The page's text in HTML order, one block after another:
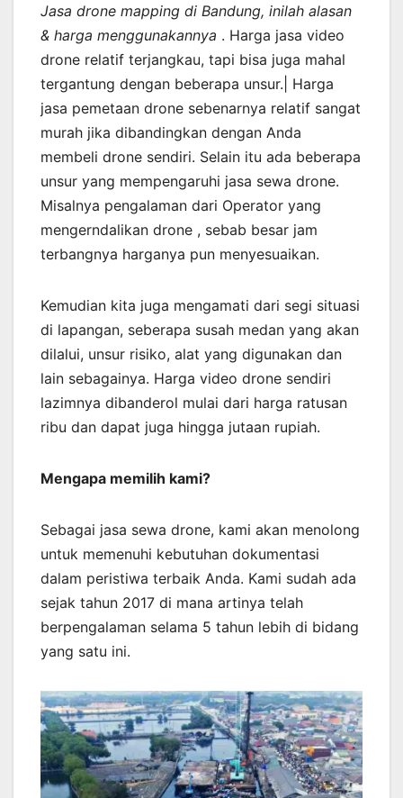
Jasa drone mapping di Bandung, inilah alasan
& harga menggunakannya . Harga jasa video
drone relatif terjangkau, tapi bisa juga mahal
tergantung dengan beberapa unsur.| Harga
jasa pemetaan drone sebenarnya relatif sangat
murah jika dibandingkan dengan Anda
membeli drone sendiri. Selain itu ada beberapa
unsur yang mempengaruhi jasa sewa drone.
Misalnya pengalaman dari Operator yang
mengerndalikan drone , sebab besar jam
terbangnya harganya pun menyesuaikan.
Kemudian kita juga mengamati dari segi situasi
di lapangan, seberapa susah medan yang akan
dilalui, unsur risiko, alat yang digunakan dan
lain sebagainya. Harga video drone sendiri
lazimnya dibanderol mulai dari harga ratusan
ribu dan dapat juga hingga jutaan rupiah.
Mengapa memilih kami?
Sebagai jasa sewa drone, kami akan menolong
untuk memenuhi kebutuhan dokumentasi
dalam peristiwa terbaik Anda. Kami sudah ada
sejak tahun 2017 di mana artinya telah
berpengalaman selama 5 tahun lebih di bidang
yang satu ini.